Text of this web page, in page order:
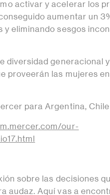
activar y acelerar los
aumentar un
y eliminando sesgos
diversidad generacional
proveerán las mujeres
para Argentina,
our-
sobre las decisiones
audaz. Aquí vas a